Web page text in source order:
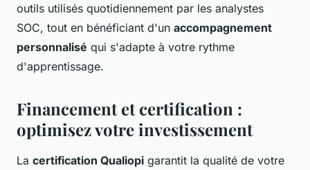
outils utilisés quotidiennement par les analystes
SOC, tout en bénéficiant d'un accompagnement
personnalisé qui s'adapte à votre rythme
d'apprentissage.
Financement et certification :
optimisez votre investissement
La certification Qualiopi garantit la qualité de votre